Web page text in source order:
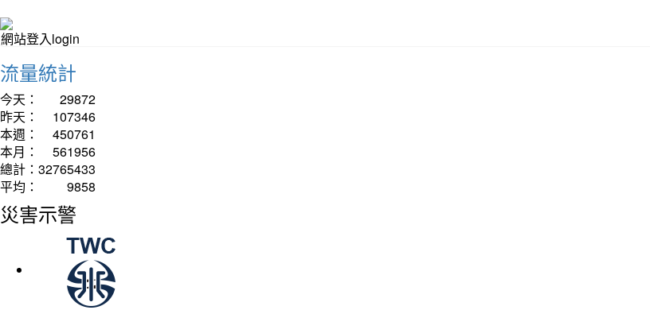
網站登入login
流量統計
今天：
29872
昨天：
107346
本週：
450761
本月：
561956
總計： 32765433
平均：
9858
災害示警